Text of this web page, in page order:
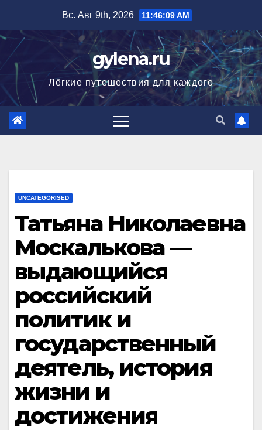
содержимому
Вс. Авг 9th, 2026 11:46:10 AM
gylena.ru
Лёгкие путешествия для каждого
UNCATEGORISED
Татьяна Николаевна
Москалькова —
выдающийся
российский
политик и
государственный
деятель, история
жизни и
достижения